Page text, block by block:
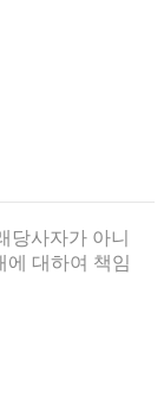
당사자가 아니
에 대하여 책임